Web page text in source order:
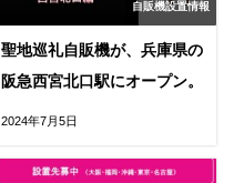
自販機設置情報
聖地巡礼自販機が、兵庫県の
阪急西宮北口駅にオープン。
2024年7月5日